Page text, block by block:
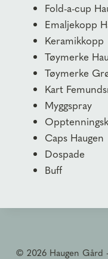
Fold-a-cup
Emaljekopp
Keramikkopp
Tøymerke
Tøymerke
Kart
Myggspray
Caps Haugen
Dospade
Buff
© 2026 Haugen Gård